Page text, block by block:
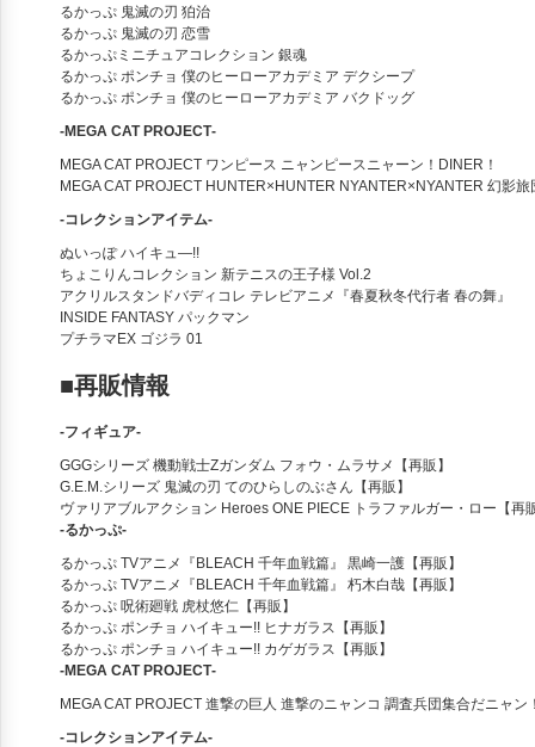
るかっぷ 鬼滅の刃 狛治
るかっぷ 鬼滅の刃 恋雪
るかっぷミニチュアコレクション 銀魂
るかっぷ ポンチョ 僕のヒーローアカデミア デクシープ
るかっぷ ポンチョ 僕のヒーローアカデミア バクドッグ
‐MEGA CAT PROJECT‐
MEGA CAT PROJECT ワンピース ニャンピースニャーン！DINER！
MEGA CAT PROJECT HUNTER×HUNTER NYANTER×NYANTER 幻影旅
‐コレクションアイテム‐
ぬいっぽ ハイキュ―!!
ちょこりんコレクション 新テニスの王子様 Vol.2
アクリルスタンドバディコレ テレビアニメ『春夏秋冬代行者 春の舞』
INSIDE FANTASY パックマン
プチラマEX ゴジラ 01
■再販情報
‐フィギュア‐
GGGシリーズ 機動戦士Zガンダム フォウ・ムラサメ【再販】
G.E.M.シリーズ 鬼滅の刃 てのひらしのぶさん【再販】
ヴァリアブルアクション Heroes ONE PIECE トラファルガー・ロー【再
‐るかっぷ‐
るかっぷ TVアニメ『BLEACH 千年血戦篇』 黒崎一護【再販】
るかっぷ TVアニメ『BLEACH 千年血戦篇』 朽木白哉【再販】
るかっぷ 呪術廻戦 虎杖悠仁【再販】
るかっぷ ポンチョ ハイキュー!! ヒナガラス【再販】
るかっぷ ポンチョ ハイキュー!! カゲガラス【再販】
‐MEGA CAT PROJECT‐
MEGA CAT PROJECT 進撃の巨人 進撃のニャンコ 調査兵団集合だニャン
‐コレクションアイテム‐